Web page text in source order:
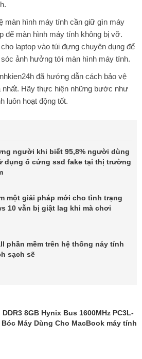
màn hình máy tính cần giữ gìn máy
để màn hình máy tính không bị vỡ.
laptop vào túi đựng chuyên dụng để
ảnh hưởng tới màn hình máy tính.
đã hướng dẫn cách bảo vệ
nhất. Hãy thực hiện những bước như
luôn hoạt động tốt.
người khi biết 95,8% người dùng
dụng ổ cứng ssd fake tại thị trường
một giải pháp mới cho tình trạng
10 vẫn bị giật lag khi mà chơi
phần mềm trên hệ thống náy tính
sạch sẽ
8GB Hynix Bus 1600MHz PC3L-
Bóc Máy Dùng Cho MacBook máy tính